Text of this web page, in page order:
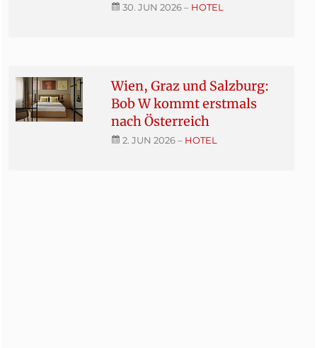
30. JUN 2026– HOTEL
Wien, Graz und Salzburg:
Bob W kommt erstmals
nach Österreich
2. JUN 2026– HOTEL